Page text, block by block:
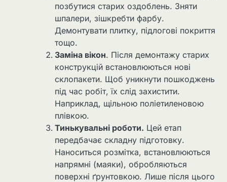
позбутися старих оздоблень. Зняти
шпалери, зішкребти фарбу.
Демонтувати плитку, підлогові покриття
тощо.
Заміна вікон. Після демонтажу старих
конструкцій встановлюються нові
склопакети. Щоб уникнути пошкоджень
під час робіт, їх слід захистити.
Наприклад, щільною поліетиленовою
плівкою.
Тинькувальні роботи. Цей етап
передбачає складну підготовку.
Наноситься розмітка, встановлюються
напрямні (маяки), обробляються
поверхні ґрунтовкою. Лише після цього